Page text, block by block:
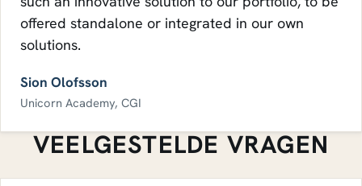
offered standalone or integrated in our own
solutions.
Sion Olofsson
Unicorn Academy, CGI
VEELGESTELDE VRAGEN